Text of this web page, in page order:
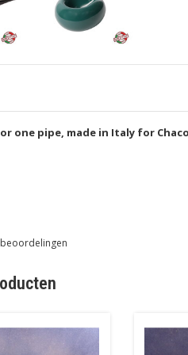
one pipe, made in Italy for
beoordelingen